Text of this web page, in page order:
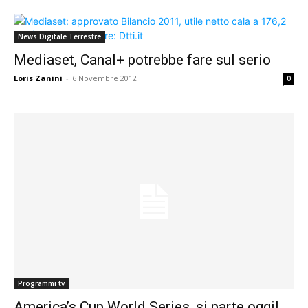
News Digitale Terrestre
Mediaset, Canal+ potrebbe fare sul serio
Loris Zanini - 6 Novembre 2012 0
Programmi tv